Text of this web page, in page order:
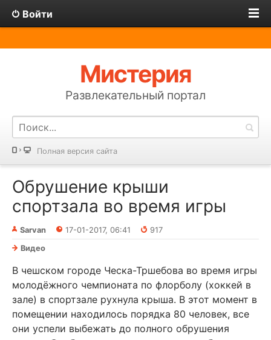
Войти
Мистерия
Развлекательный портал
Полная версия сайта
Обрушение крыши
спортзала во время игры
Sarvan 17-01-2017, 06:41
917
Видео
В чешском городе Ческа-Тршебова во время игры
молодёжного чемпионата по флорболу (хоккей в
зале) в спортзале рухнула крыша. В этот момент в
помещении находилось порядка 80 человек, все
они успели выбежать до полного обрушения